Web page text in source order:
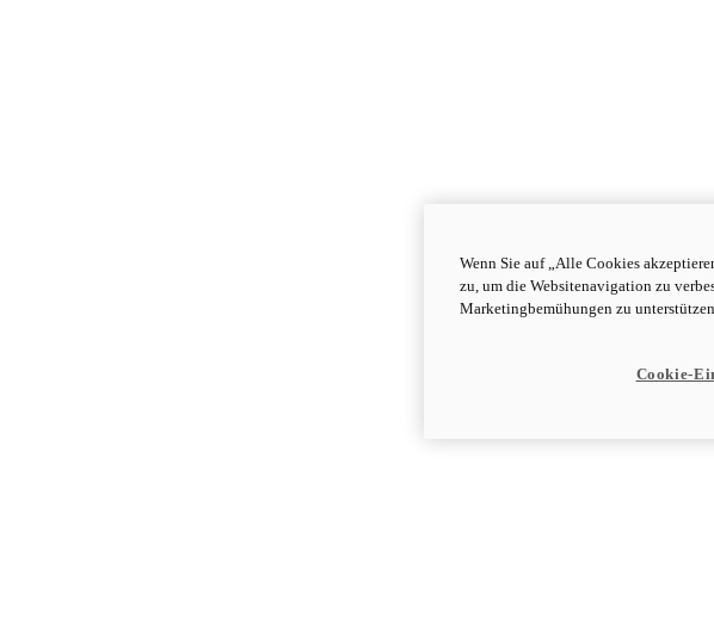
Wenn Sie auf „Alle Cookies
zu, um die Websitenavigation zu
Marketingbemühungen zu
Cookie-